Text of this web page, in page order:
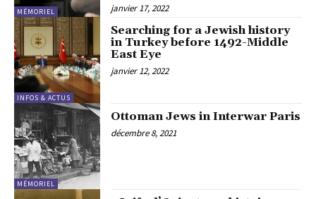
MÉMORIEL janvier 17, 2022
INFOS & ACTUS
Searching for a Jewish history
in Turkey before 1492-Middle
East Eye
janvier 12, 2022
MÉMORIEL
Ottoman Jews in Interwar Paris
décembre 8, 2021